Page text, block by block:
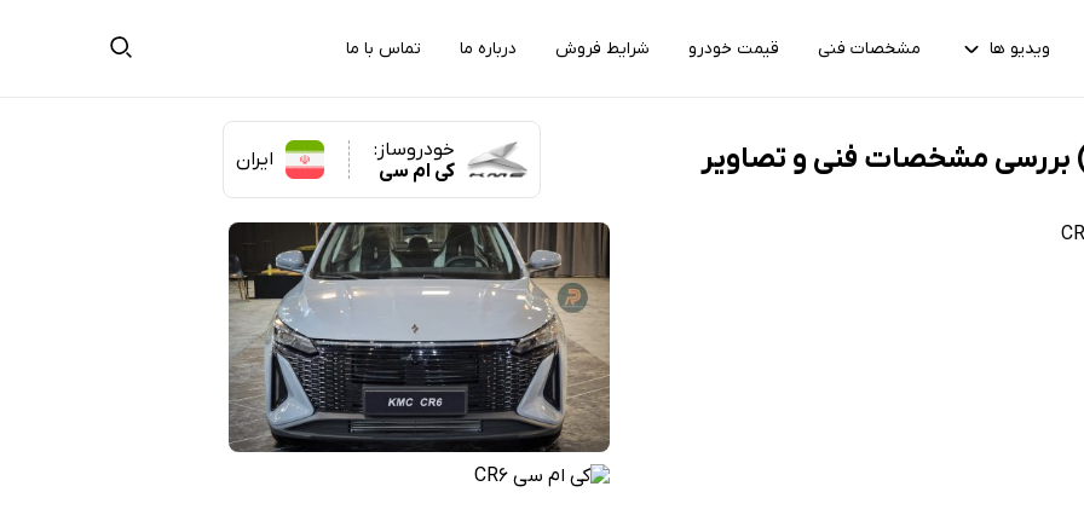
ویدیو ها مشخصات فنی قیمت خودرو شرایط فروش درباره ما تماس با ما
خودروساز:
کی ام سی
ایران